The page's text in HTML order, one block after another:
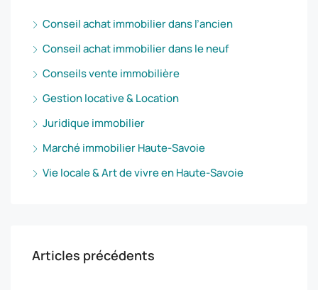
Conseil achat immobilier dans l’ancien
Conseil achat immobilier dans le neuf
Conseils vente immobilière
Gestion locative & Location
Juridique immobilier
Marché immobilier Haute-Savoie
Vie locale & Art de vivre en Haute-Savoie
Articles précédents